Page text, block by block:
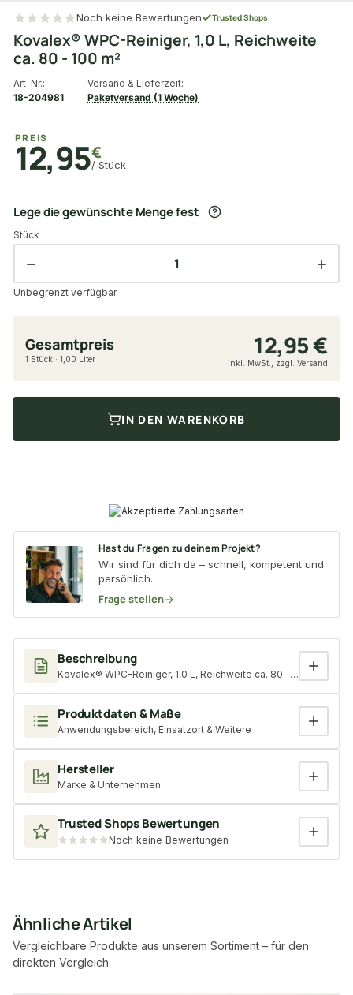
Beschreibung
Kovalex® WPC-Reiniger, 1,0 L, Reichweite ca. 80 - 100 m²
Produktdaten & Maße
Anwendungsbereich, Einsatzort & Weitere
Hersteller
Marke & Unternehmen
Trusted Shops Bewertungen
Noch keine Bewertungen
Noch keine Bewertungen Trusted Shops
Kovalex® WPC-Reiniger, 1,0 L, Reichweite
ca. 80 - 100 m²
Art-Nr.:
18-204981
Versand & Lieferzeit:
Paketversand (1 Woche)
PREIS
12,95€
/ Stück
Lege die gewünschte Menge fest
Stück
Unbegrenzt verfügbar
Gesamtpreis 12,95 €
1 Stück · 1,00 Liter inkl. MwSt., zzgl. Versand
IN DEN WARENKORB
Hast du Fragen zu deinem Projekt?
Wir sind für dich da – schnell, kompetent und
persönlich.
Frage stellen
Ähnliche Artikel
Vergleichbare Produkte aus unserem Sortiment – für den
direkten Vergleich.